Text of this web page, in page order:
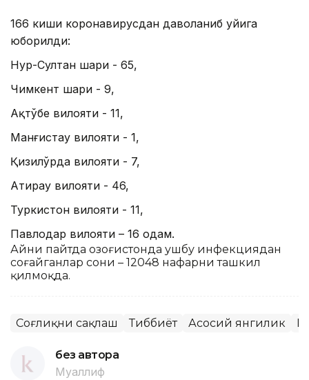
166 киши коронавирусдан даволаниб уйига
юборилди:
Нур-Султан шаҳри - 65,
Чимкент шаҳри - 9,
Ақтўбе вилояти - 11,
Манғистау вилояти - 1,
Қизилўрда вилояти - 7,
Атирау вилояти - 46,
Туркистон вилояти - 11,
Павлодар вилояти – 16 одам.
Айни пайтда Қозоғистонда ушбу инфекциядан
соғайганлар сони – 12048 нафарни ташкил
қилмоқда.
Соғлиқни сақлаш Тиббиёт Асосий янгилик
без автора
Муаллиф